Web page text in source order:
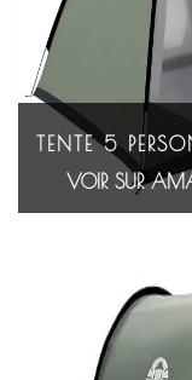
TENTE 5
VOIR SUR